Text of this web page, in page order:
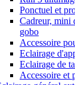
Ponctuel et
Cadreur, mini
gobo
Accessoire
Eclairage
Eclairage de
Accessoire et